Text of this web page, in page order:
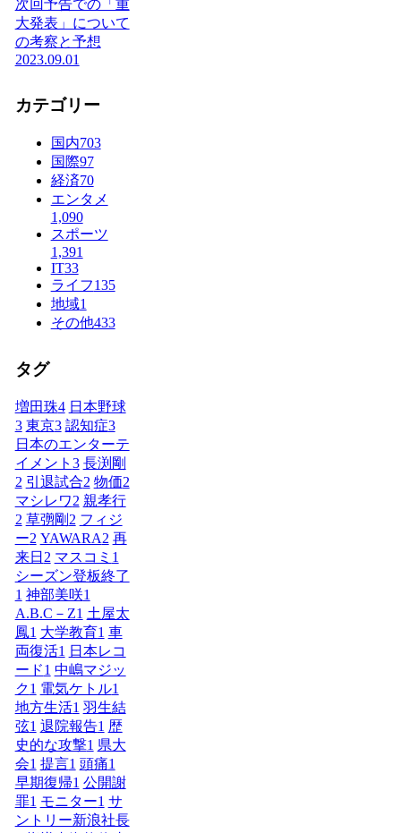
次回予告での「重
大発表」について
の考察と予想
2023.09.01
カテゴリー
国内703
国際97
経済70
エンタメ
1,090
スポーツ
1,391
IT33
ライフ135
地域1
その他433
タグ
増田珠4 日本野球
3 東京3 認知症3
日本のエンターテ
イメント 3 長渕剛
2 引退試合2 物価2
マシレワ2 親孝行
2 草彅剛 2 フィジ
ー2 YAWARA2 再
来日 2 マスコミ 1
シーズン登板終了
1 神部美咲1
A.B.C－Z1 土屋太
鳳1 大学教育1 車
両復活1 日本レコ
ード1 中嶋マジッ
ク1 電気ケトル1
地方生活1 羽生結
弦1 退院報告1 歴
史的な攻撃1 県大
会1 提言1 頭痛1
早期復帰1 公開謝
罪1 モニター1 サ
ントリー新浪社長